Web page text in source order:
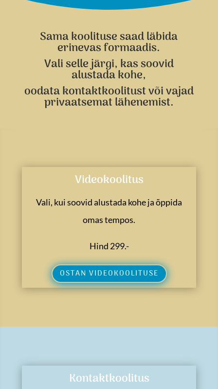
Sama koolituse saad läbida
erinevas formaadis.
Vali selle järgi, kas soovid
alustada kohe,
oodata kontaktkoolitust või vajad
privaatsemat lähenemist.
Videokoolitus
Vali, kui soovid alustada kohe ja õppida
omas tempos.
Hind 299.-
OSTAN VIDEOKOOLITUSE
Kontaktkoolitus